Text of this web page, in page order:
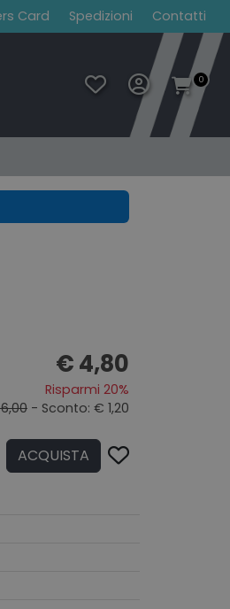
Card Spedizioni Contatti
0
€ 4,80
Risparmi 20%
- Sconto: € 1,20
ACQUISTA